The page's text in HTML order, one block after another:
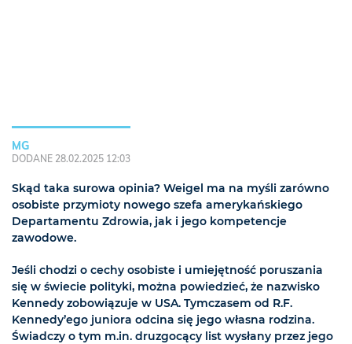
MG
DODANE 28.02.2025 12:03
Skąd taka surowa opinia? Weigel ma na myśli zarówno
osobiste przymioty nowego szefa amerykańskiego
Departamentu Zdrowia, jak i jego kompetencje
zawodowe.
Jeśli chodzi o cechy osobiste i umiejętność poruszania
się w świecie polityki, można powiedzieć, że nazwisko
Kennedy zobowiązuje w USA. Tymczasem od R.F.
Kennedy’ego juniora odcina się jego własna rodzina.
Świadczy o tym m.in. druzgocący list wysłany przez jego